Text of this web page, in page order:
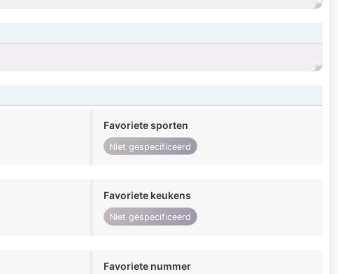
Favoriete sporten
Niet gespecificeerd
Favoriete keukens
Niet gespecificeerd
Favoriete nummer